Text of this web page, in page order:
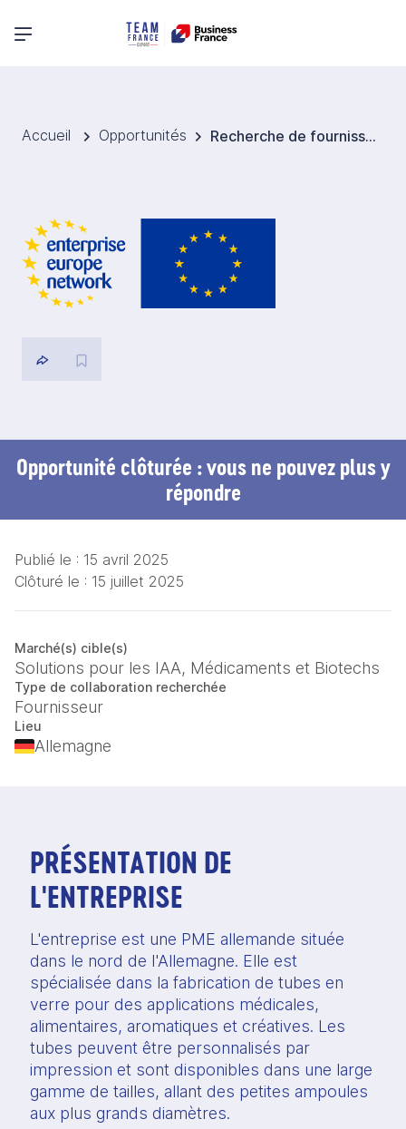
Menu principal
Accueil Opportunités Recherche de fournisseurs de bouchons de liège pour l’Allemagne
Opportunité clôturée : vous ne pouvez plus y
répondre
Publié le : 15 avril 2025
Clôturé le : 15 juillet 2025
Marché(s) cible(s)
Solutions pour les IAA, Médicaments et Biotechs
Type de collaboration recherchée
Fournisseur
Lieu
Allemagne
PRÉSENTATION DE
L'ENTREPRISE
L'entreprise est une PME allemande située
dans le nord de l'Allemagne. Elle est
spécialisée dans la fabrication de tubes en
verre pour des applications médicales,
alimentaires, aromatiques et créatives. Les
tubes peuvent être personnalisés par
impression et sont disponibles dans une large
gamme de tailles, allant des petites ampoules
aux plus grands diamètres.